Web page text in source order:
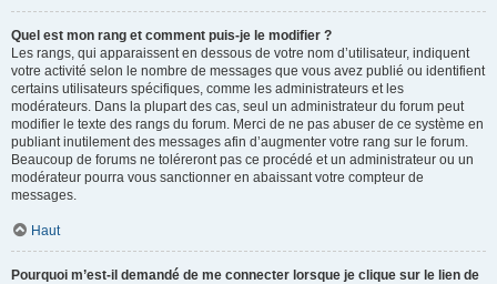
Quel est mon rang et comment puis-je le modifier ?
Les rangs, qui apparaissent en dessous de votre nom d’utilisateur, indiquent
votre activité selon le nombre de messages que vous avez publié ou identifient
certains utilisateurs spécifiques, comme les administrateurs et les
modérateurs. Dans la plupart des cas, seul un administrateur du forum peut
modifier le texte des rangs du forum. Merci de ne pas abuser de ce système en
publiant inutilement des messages afin d’augmenter votre rang sur le forum.
Beaucoup de forums ne toléreront pas ce procédé et un administrateur ou un
modérateur pourra vous sanctionner en abaissant votre compteur de
messages.
Haut
Pourquoi m’est-il demandé de me connecter lorsque je clique sur le lien de